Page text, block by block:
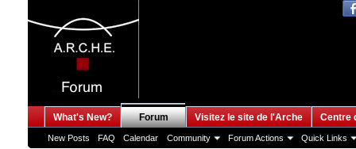
What's New? Forum
New Posts FAQ Calendar Community Forum Actions Quick Links
Visitez le site de l'Arche Centre